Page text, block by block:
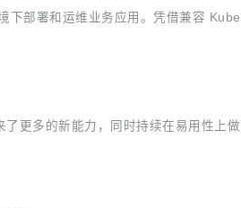
下部署和运维业务应用。凭借兼容
更多的新能力，同时持续在易用性上做